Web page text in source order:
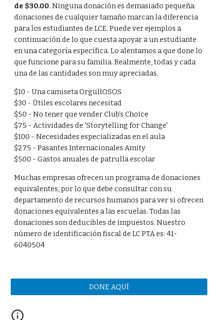
de $30.00. Ninguna donación es demasiado pequeña:
donaciones de cualquier tamaño marcan la diferencia
para los estudiantes de LCE. Puede ver ejemplos a
continuación de lo que cuesta apoyar a un estudiante
en una categoría específica. Lo alentamos a que done lo
que funcione para su familia. Realmente, todas y cada
una de las cantidades son muy apreciadas.
$10 - Una camiseta OrgullOSOS
$30 - Útiles escolares necesitad
$50 - No tener que vender Club’s Choice
$75 - Actividades de 'Storytelling for Change'
$100 - Necesidades especializadas en el aula
$275 - Pasantes Internacionales Amity
$500 - Gastos anuales de patrulla escolar
Muchas empresas ofrecen un programa de donaciones
equivalentes, por lo que debe consultar con su
departamento de recursos humanos para ver si ofrecen
donaciones equivalentes a las escuelas. Todas las
donaciones son deducibles de impuestos. Nuestro
número de identificación fiscal de LC PTA es: 41-
6040504
DONE AQUÍ